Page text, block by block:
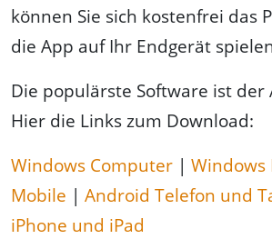
können Sie sich kostenfrei das
die App auf Ihr Endgerät
Die populärste Software ist der
Hier die Links zum Download:
Windows Computer | Windows
Mobile | Android Telefon und
iPhone und iPad